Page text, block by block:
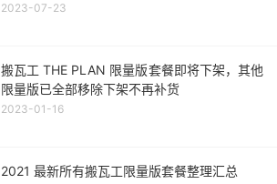
2023-07-23
搬瓦工 THE PLAN 限量版套餐即将下架，其他
限量版已全部移除下架不再补货
2023-01-16
2021 最新所有搬瓦工限量版套餐整理汇总